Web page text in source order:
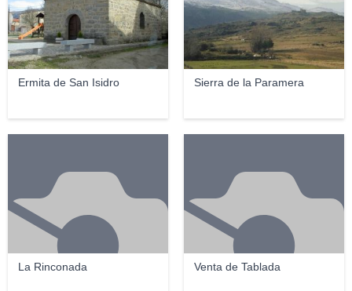
Ermita de San Isidro Sierra de la Paramera
La Rinconada Venta de Tablada